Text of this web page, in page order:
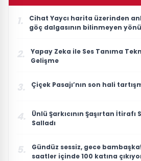
1.
Cihat Yaycı harita üzerinden
göç dalgasının bilinmeyen yönü
2.
Yapay Zeka ile Ses Tanıma
Gelişme
3. Çiçek Pasajı’nın son hali
4.
Ünlü Şarkıcının Şaşırtan İtirafı
Salladı
5.
Gündüz sessiz, gece
saatler içinde 100 katına